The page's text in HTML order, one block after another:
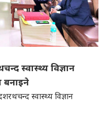
स्वास्थ्य विज्ञान
बनाइने
स्वास्थ्य विज्ञान